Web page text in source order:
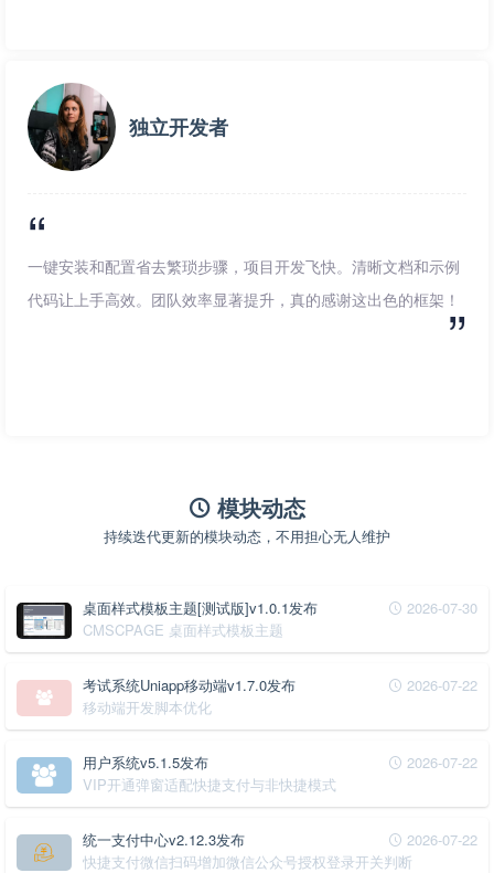
独立开发者
一键安装和配置省去繁琐步骤，项目开发飞快。清晰文档和示例
代码让上手高效。团队效率显著提升，真的感谢这出色的框架！
模块动态
持续迭代更新的模块动态，不用担心无人维护
2026-07-30
桌面样式模板主题[测试版]v1.0.1发布
CMSCPAGE 桌面样式模板主题
2026-07-22
考试系统Uniapp移动端v1.7.0发布
移动端开发脚本优化
2026-07-22
用户系统v5.1.5发布
VIP开通弹窗适配快捷支付与非快捷模式
2026-07-22
统一支付中心v2.12.3发布
快捷支付微信扫码增加微信公众号授权登录开关判断